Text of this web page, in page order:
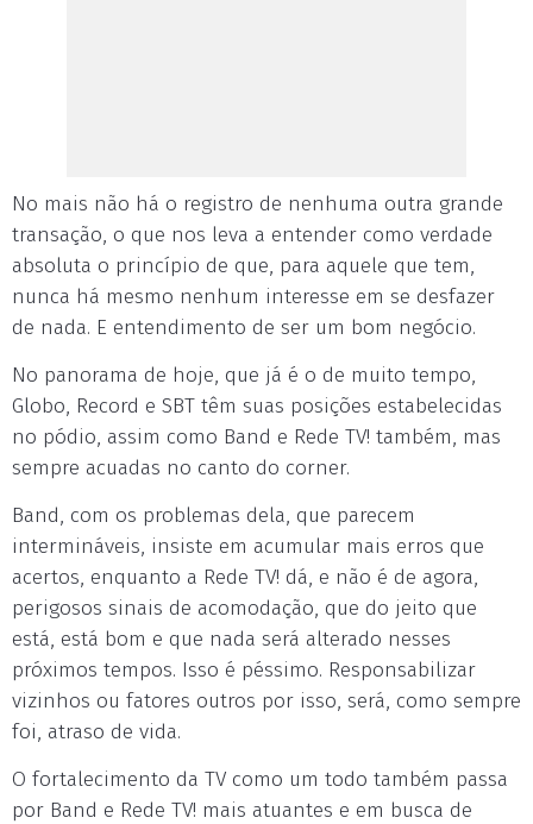
No mais não há o registro de nenhuma outra grande
transação, o que nos leva a entender como verdade
absoluta o princípio de que, para aquele que tem,
nunca há mesmo nenhum interesse em se desfazer
de nada. E entendimento de ser um bom negócio.
No panorama de hoje, que já é o de muito tempo,
Globo, Record e SBT têm suas posições estabelecidas
no pódio, assim como Band e Rede TV! também, mas
sempre acuadas no canto do corner.
Band, com os problemas dela, que parecem
intermináveis, insiste em acumular mais erros que
acertos, enquanto a Rede TV! dá, e não é de agora,
perigosos sinais de acomodação, que do jeito que
está, está bom e que nada será alterado nesses
próximos tempos. Isso é péssimo. Responsabilizar
vizinhos ou fatores outros por isso, será, como sempre
foi, atraso de vida.
O fortalecimento da TV como um todo também passa
por Band e Rede TV! mais atuantes e em busca de